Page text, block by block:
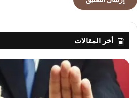
أخر المقالات